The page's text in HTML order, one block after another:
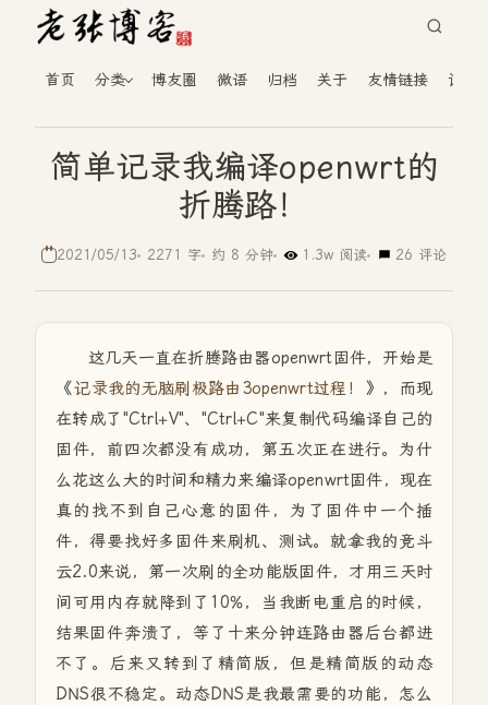
首页 分类 博友圈 微语 归档 关于 友情链接 读者
简单记录我编译openwrt的
折腾路！
2021/05/13 2271 字 约 8 分钟 1.3w 阅读 26 评论
这几天一直在折腾路由器openwrt固件，开始是
《记录我的无脑刷极路由3openwrt过程！
》，而现
在转成了"Ctrl+V"、"Ctrl+C"来复制代码编译自己的
固件，前四次都没有成功，第五次正在进行。为什
么花这么大的时间和精力来编译openwrt固件，现在
真的找不到自己心意的固件，为了固件中一个插
件，得要找好多固件来刷机、测试。就拿我的竞斗
云2.0来说，第一次刷的全功能版固件，才用三天时
间可用内存就降到了10%，当我断电重启的时候，
结果固件奔溃了，等了十来分钟连路由器后台都进
不了。后来又转到了精简版，但是精简版的动态
DNS很不稳定。动态DNS是我最需要的功能，怎么